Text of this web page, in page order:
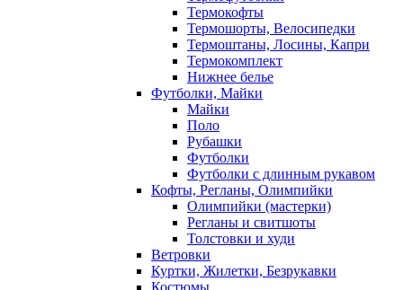
Термокофты
Термошорты, Велосипедки
Термоштаны, Лосины, Капри
Термокомплект
Нижнее белье
Футболки, Майки
Майки
Поло
Рубашки
Футболки
Футболки с длинным рукавом
Кофты, Регланы, Олимпийки
Олимпийки (мастерки)
Регланы и свитшоты
Толстовки и худи
Ветровки
Куртки, Жилетки, Безрукавки
Костюмы